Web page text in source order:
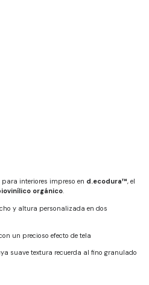
interiores impreso en d.ecodura™, el
orgánico.
y altura personalizada en dos
un precioso efecto de tela
suave textura recuerda al fino granulado